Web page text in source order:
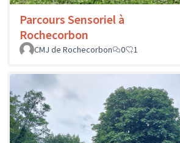
Parcours Sensoriel à
Rochecorbon
CMJ de Rochecorbon
0 1